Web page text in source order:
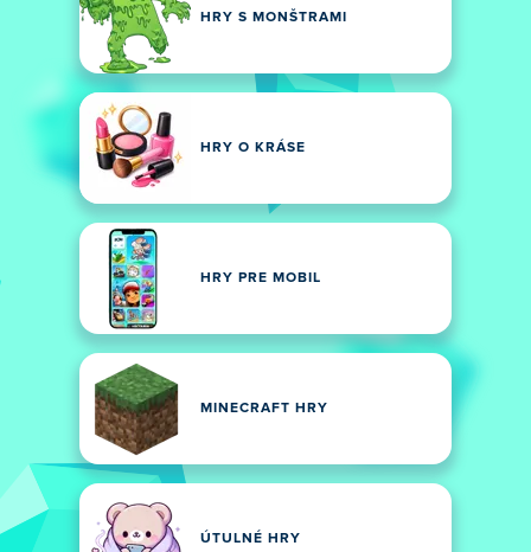
HRY S MONŠTRAMI
HRY O KRÁSE
HRY PRE MOBIL
MINECRAFT HRY
ÚTULNÉ HRY